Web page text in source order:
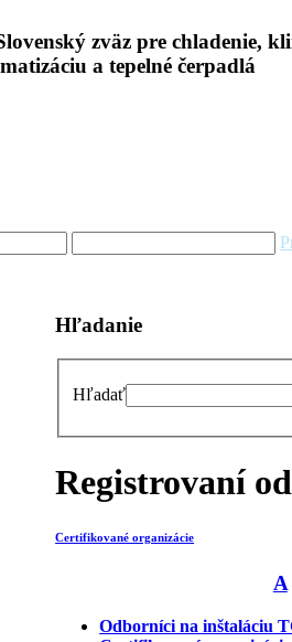
Hľadanie
Hľadať
Registrovaní
Certifikované organizácie
A
Odborníci na inštaláciu